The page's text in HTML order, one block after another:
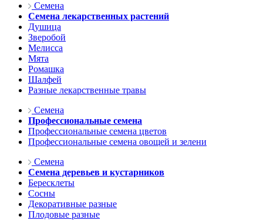
Семена
Семена лекарственных растений
Душица
Зверобой
Мелисса
Мята
Ромашка
Шалфей
Разные лекарственные травы
Семена
Профессиональные семена
Профессиональные семена цветов
Профессиональные семена овощей и зелени
Семена
Семена деревьев и кустарников
Бересклеты
Сосны
Декоративные разные
Плодовые разные